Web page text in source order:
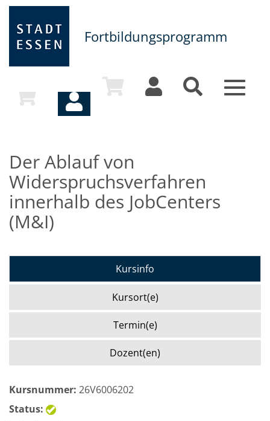
Fortbildungsprogramm
Toggle
Der Ablauf von
Widerspruchsverfahren
innerhalb des JobCenters
(M&I)
Kursinfo
Kursort(e)
Termin(e)
Dozent(en)
Kursnummer: 26V6006202
Status: